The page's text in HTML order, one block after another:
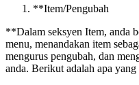
**Item/Pengubah
**Dalam seksyen Item, anda
menu, menandakan item
mengurus pengubah, dan
anda. Berikut adalah apa